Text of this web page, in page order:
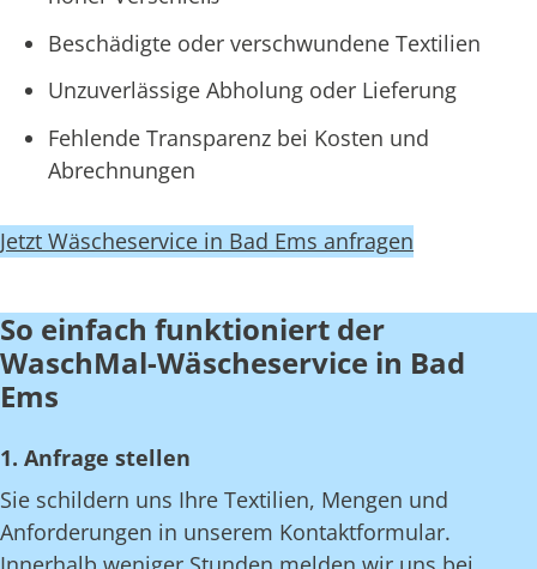
Beschädigte oder verschwundene Textilien
Unzuverlässige Abholung oder Lieferung
Fehlende Transparenz bei Kosten und
Abrechnungen
Jetzt Wäscheservice in Bad Ems anfragen
So einfach funktioniert der
WaschMal-Wäscheservice in Bad
Ems
1. Anfrage stellen
Sie schildern uns Ihre Textilien, Mengen und
Anforderungen in unserem Kontaktformular.